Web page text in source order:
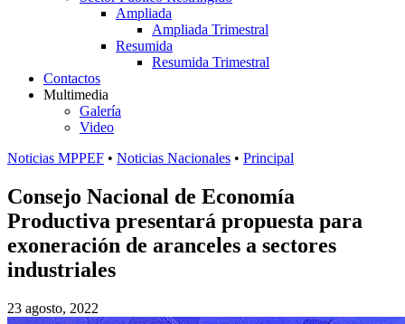
Ampliada
Ampliada Trimestral
Resumida
Resumida Trimestral
Contactos
Multimedia
Galería
Video
Noticias MPPEF • Noticias Nacionales • Principal
Consejo Nacional de Economía
Productiva presentará propuesta para
exoneración de aranceles a sectores
industriales
23 agosto, 2022